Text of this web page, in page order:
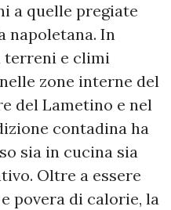
a quelle pregiate
napoletana. In
terreni e climi
zone interne del
del Lametino e nel
contadina ha
sia in cucina sia
Oltre a essere
povera di calorie, la